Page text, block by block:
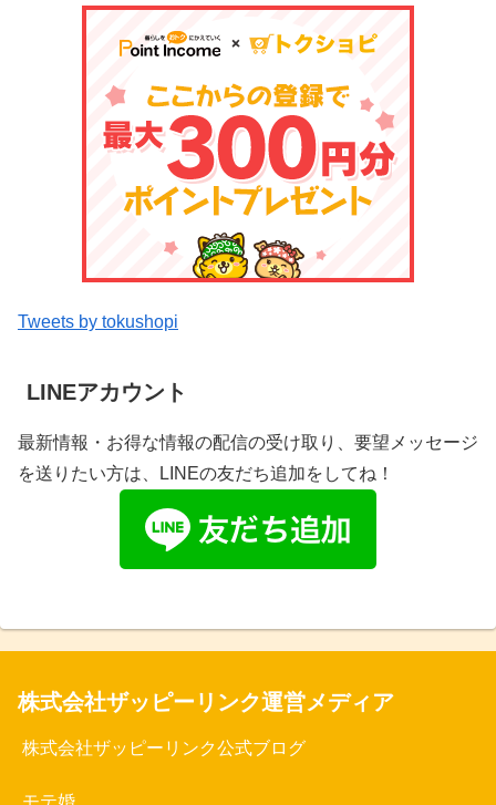
Tweets by tokushopi
LINEアカウント
最新情報・お得な情報の配信の受け取り、要望メッセージ
を送りたい方は、LINEの友だち追加をしてね！
株式会社ザッピーリンク運営メディア
株式会社ザッピーリンク公式ブログ
モテ婚